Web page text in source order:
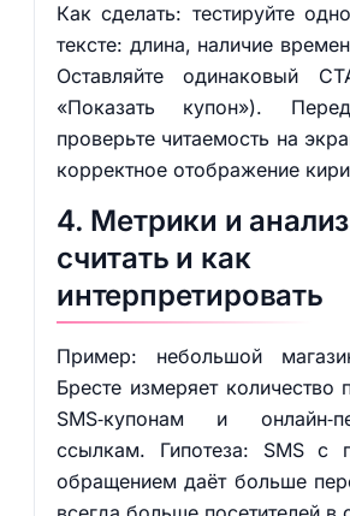
Как сделать: тестируйте
тексте: длина, наличие
Оставляйте одинаковый
«Показать купон»).
проверьте читаемость на
корректное отображение
4. Метрики и
считать и как
интерпретировать
Пример: небольшой
Бресте измеряет
SMS‑купонам и
ссылкам. Гипотеза: SMS с
обращением даёт больше